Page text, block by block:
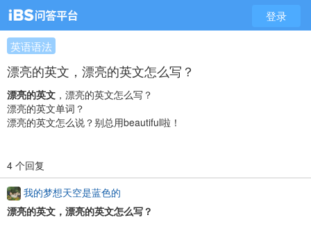
登录
英语语法
漂亮的英文，漂亮的英文怎么写？
漂亮的英文 ，漂亮的英文怎么写？
漂亮的英文单词？
漂亮的英文怎么说？别总用beautiful啦！
4 个回复
我的梦想天空是蓝色的
漂亮的英文，漂亮的英文怎么写？​